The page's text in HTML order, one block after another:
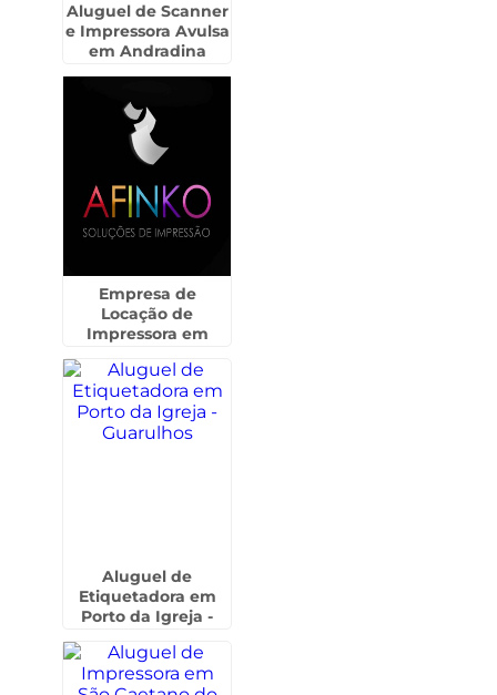
Aluguel de Scanner
e Impressora Avulsa
em Andradina
Empresa de
Locação de
Impressora em
Aluguel de
Etiquetadora em
Porto da Igreja -